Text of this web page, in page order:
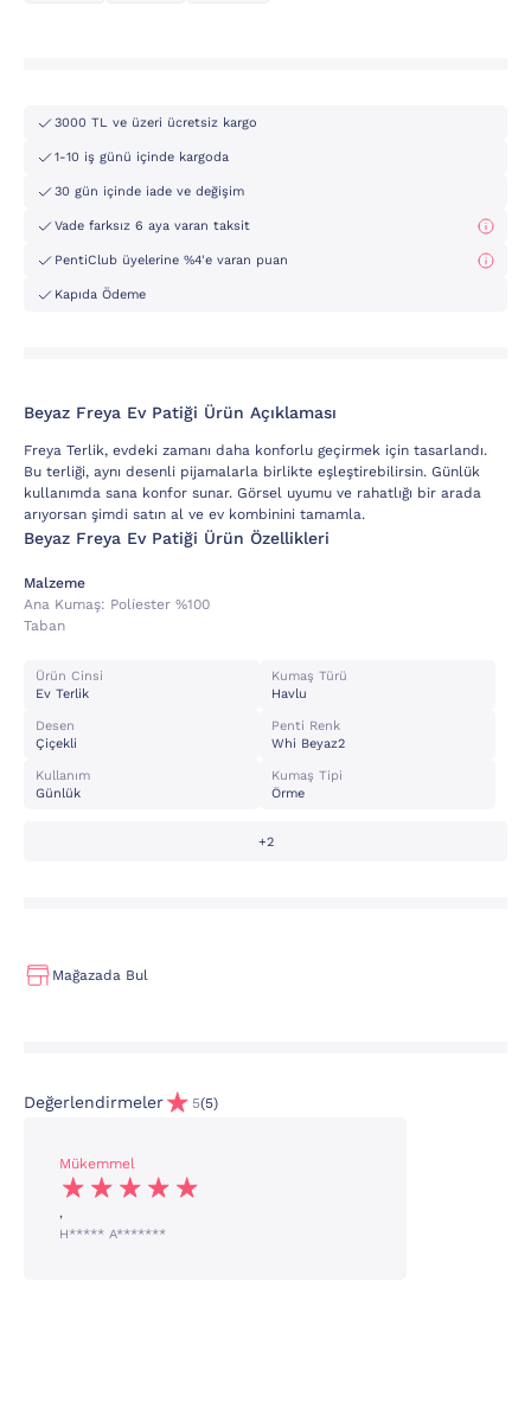
3000 TL ve üzeri ücretsiz kargo
1-10 iş günü içinde kargoda
30 gün içinde iade ve değişim
Vade farksız 6 aya varan taksit
PentiClub üyelerine %4'e varan puan
Kapıda Ödeme
Beyaz Freya Ev Patiği Ürün Açıklaması
Freya Terlik, evdeki zamanı daha konforlu geçirmek için tasarlandı.
Bu terliği, aynı desenli pijamalarla birlikte eşleştirebilirsin. Günlük
kullanımda sana konfor sunar. Görsel uyumu ve rahatlığı bir arada
arıyorsan şimdi satın al ve ev kombinini tamamla.
Beyaz Freya Ev Patiği Ürün Özellikleri
Malzeme
Ana Kumaş: Poli̇ester %100
Taban
Ürün Cinsi
Ev Terlik
Kumaş Türü
Havlu
Desen
Çiçekli
Penti Renk
Whi Beyaz2
Kullanım
Günlük
Kumaş Tipi
Örme
+2
Mağazada Bul
Değerlendirmeler 5(5)
Mükemmel
,
H***** A*******